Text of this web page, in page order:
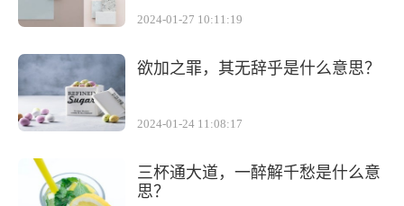
2024-01-27 10:11:19
欲加之罪，其无辞乎是什么意思？
2024-01-24 11:08:17
三杯通大道，一醉解千愁是什么意
思？